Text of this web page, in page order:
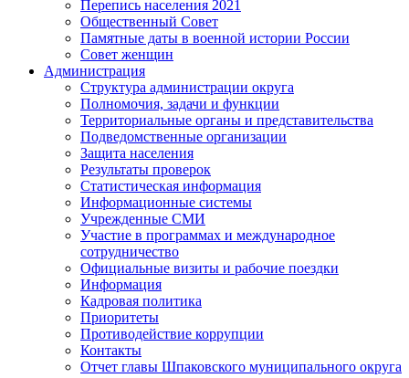
Перепись населения 2021
Общественный Совет
Памятные даты в военной истории России
Совет женщин
Администрация
Структура администрации округа
Полномочия, задачи и функции
Территориальные органы и представительства
Подведомственные организации
Защита населения
Результаты проверок
Статистическая информация
Информационные системы
Учрежденные СМИ
Участие в программах и международное
сотрудничество
Официальные визиты и рабочие поездки
Информация
Кадровая политика
Приоритеты
Противодействие коррупции
Контакты
Отчет главы Шпаковского муниципального округа